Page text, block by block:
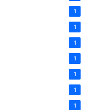
1
1
1
1
1
1
1